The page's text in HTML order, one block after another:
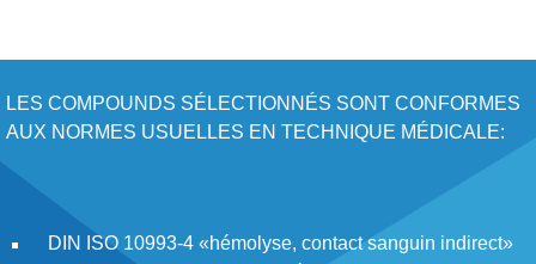
LES COMPOUNDS SÉLECTIONNÉS SONT CONFORMES
AUX NORMES USUELLES EN TECHNIQUE MÉDICALE:
DIN ISO 10993-4 «hémolyse, contact sanguin indirect»